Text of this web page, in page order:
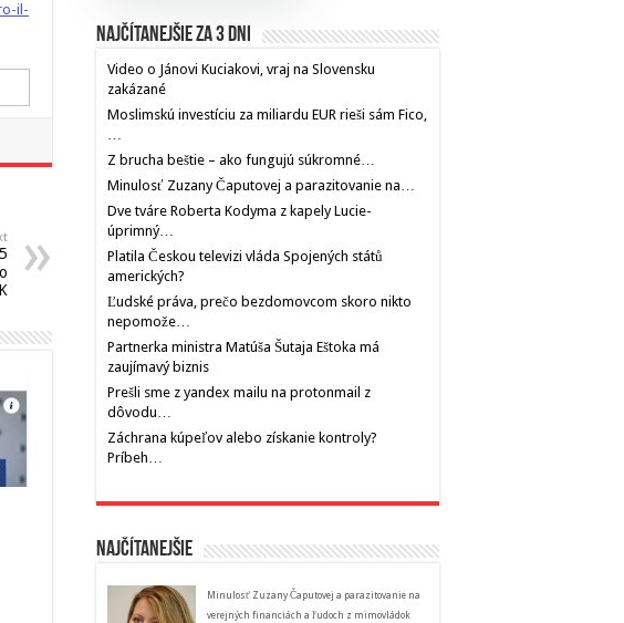
il-
Najčítanejšie za 3 dni
Video o Jánovi Kuciakovi, vraj na Slovensku
zakázané
Moslimskú investíciu za miliardu EUR rieši sám Fico,
…
Z brucha beštie – ako fungujú súkromné…
Minulosť Zuzany Čaputovej a parazitovanie na…
Dve tváre Roberta Kodyma z kapely Lucie-
úprimný…
Platila Českou televizi vláda Spojených států
amerických?
Ľudské práva, prečo bezdomovcom skoro nikto
nepomože…
Partnerka ministra Matúša Šutaja Eštoka má
zaujímavý biznis
Prešli sme z yandex mailu na protonmail z
dôvodu…
Záchrana kúpeľov alebo získanie kontroly?
Príbeh…
Najčítanejšie
Minulosť Zuzany Čaputovej a parazitovanie na
verejných financiách a ľudoch z mimovládok